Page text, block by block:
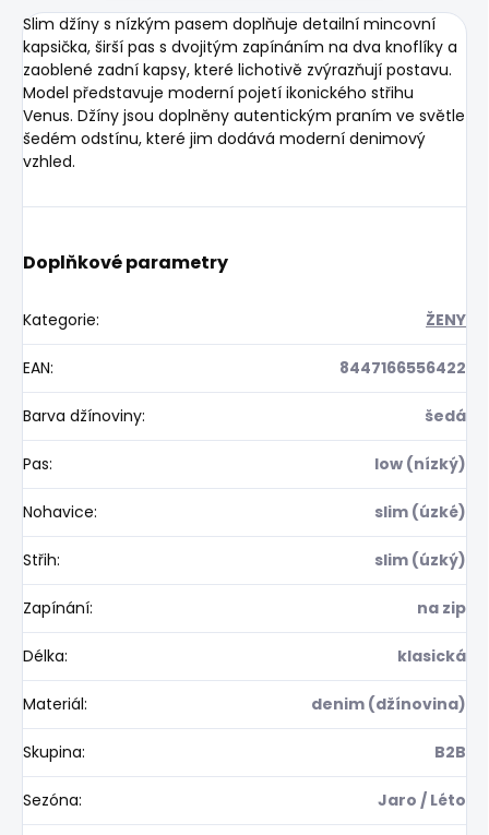
Slim džíny s nízkým pasem doplňuje detailní mincovní
kapsička, širší pas s dvojitým zapínáním na dva knoflíky a
zaoblené zadní kapsy, které lichotivě zvýrazňují postavu.
Model představuje moderní pojetí ikonického střihu
Venus. Džíny jsou doplněny autentickým praním ve světle
šedém odstínu, které jim dodává moderní denimový
vzhled.
Doplňkové parametry
Kategorie: ŽENY
EAN: 8447166556422
Barva džínoviny: šedá
Pas: low (nízký)
Nohavice: slim (úzké)
Střih: slim (úzký)
Zapínání: na zip
Délka: klasická
Materiál: denim (džínovina)
Skupina: B2B
Sezóna: Jaro / Léto